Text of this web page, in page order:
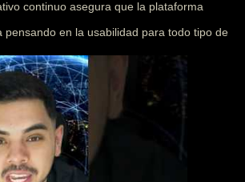
continuo asegura que la plataforma
en la usabilidad para todo tipo de